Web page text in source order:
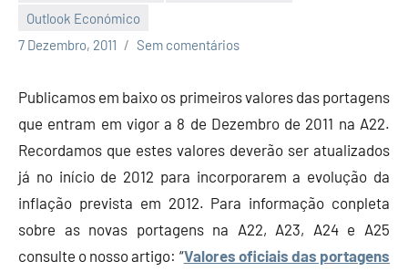
Outlook Económico
7 Dezembro, 2011
Economia
e
Sem comentários
Publicamos em baixo os primeiros valores das portagens
que entram em vigor a 8 de Dezembro de 2011 na A22.
Recordamos que estes valores deverão ser atualizados
já no início de 2012 para incorporarem a evolução da
inflação prevista em 2012. Para informação conpleta
sobre as novas portagens na A22, A23, A24 e A25
consulte o nosso artigo: “Valores oficiais das portagens